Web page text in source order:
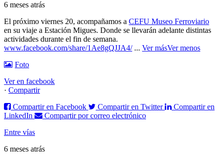
6 meses atrás
El próximo viernes 20, acompañamos a CEFU Museo Ferroviario
en su viaje a Estación Migues. Donde se llevarán adelante distintas
actividades durante el fin de semana.
www.facebook.com/share/1Ae8gQJJA4/ ... Ver másVer menos
Foto
Ver en facebook
· Compartir
Compartir en Facebook
Compartir en Twitter
Compartir en
LinkedIn
Compartir por correo electrónico
Entre vías
6 meses atrás